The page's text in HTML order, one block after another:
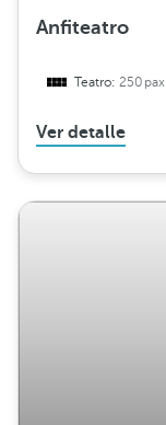
Anfiteatro
Teatro:250pax
Ver detalle